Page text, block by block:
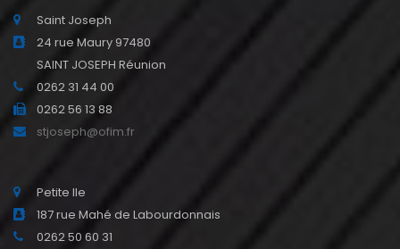
Saint Joseph
24 rue Maury 97480
SAINT JOSEPH Réunion
0262 31 44 00
0262 56 13 88
stjoseph@ofim.fr
Petite Ile
187 rue Mahé de Labourdonnais
0262 50 60 31